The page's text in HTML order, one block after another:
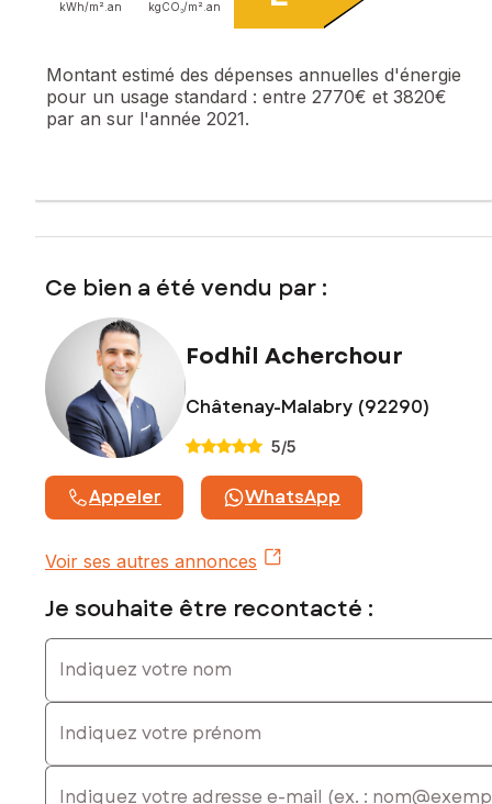
kWh/m². an kgCO₂/m². an
Montant estimé des dépenses annuelles d'énergie
pour un usage standard : entre 2770€ et 3820€
par an sur l'année 2021.
Ce bien a été vendu par :
Fodhil Acherchour
Châtenay-Malabry (92290)
5/5
Appeler WhatsApp
Voir ses autres annonces
Je souhaite être recontacté :
Indiquez votre nom
Indiquez votre prénom
E-mail